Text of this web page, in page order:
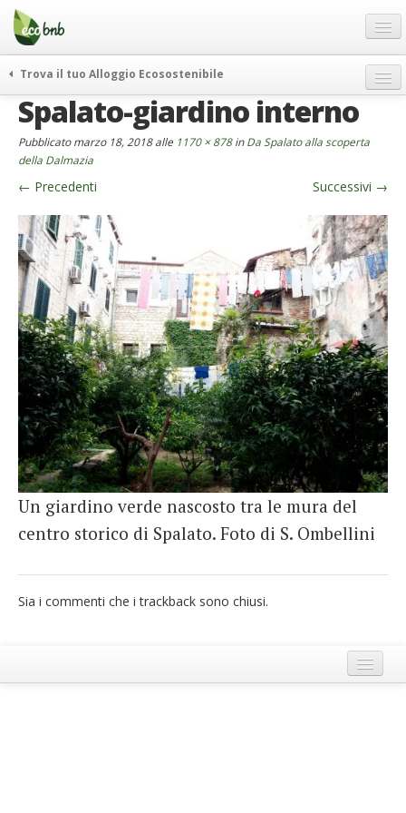
Menu
Salta
contenuto
Offerte Speciali
Regali
FAQ
Chi Siamo
Partner
Contatti
Italiano
German
English
Spanish
French
Italiano
Trova il tuo Alloggio Ecosostenibile
weekend green
itinerari
curiosità
vivere e viaggiare verde
news ed eventi
ecohotel
rassegna stampa
Spalato-giardino interno
Pubblicatomarzo 18, 2018alle 1170 × 878inDa Spalato alla scoperta
della Dalmazia
← Precedenti Successivi →
Un giardino verde nascosto tra le mura del
centro storico di Spalato. Foto di S. Ombellini
Sia i commenti che i trackback sono chiusi.